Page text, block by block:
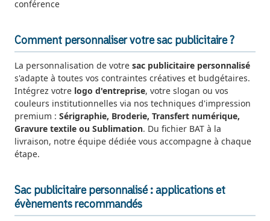
conférence
Comment personnaliser votre sac publicitaire ?
La personnalisation de votre sac publicitaire personnalisé
s'adapte à toutes vos contraintes créatives et budgétaires.
Intégrez votre logo d'entreprise, votre slogan ou vos
couleurs institutionnelles via nos techniques d'impression
premium : Sérigraphie, Broderie, Transfert numérique,
Gravure textile ou Sublimation. Du fichier BAT à la
livraison, notre équipe dédiée vous accompagne à chaque
étape.
Sac publicitaire personnalisé : applications et
évènements recommandés